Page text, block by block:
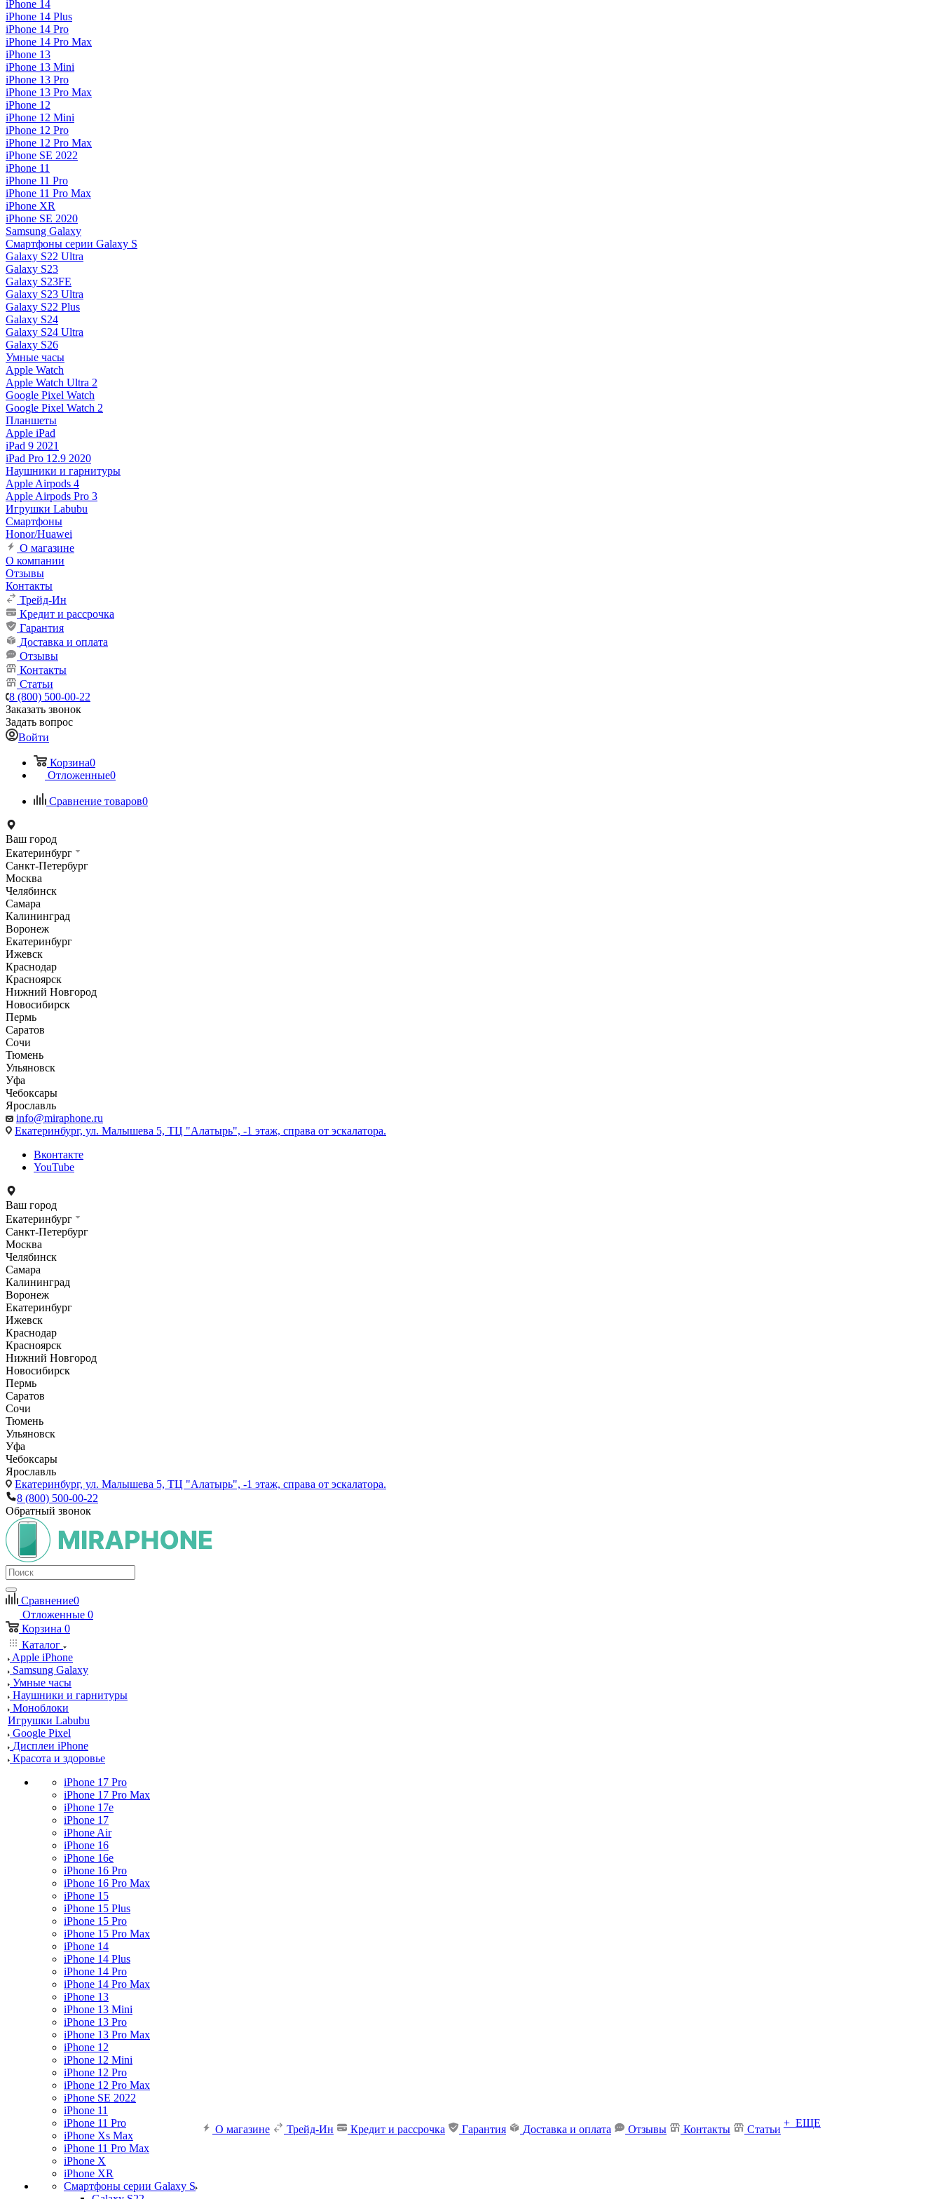
iPhone 14
iPhone 14 Plus
iPhone 14 Pro
iPhone 14 Pro Max
iPhone 13
iPhone 13 Mini
iPhone 13 Pro
iPhone 13 Pro Max
iPhone 12
iPhone 12 Mini
iPhone 12 Pro
iPhone 12 Pro Max
iPhone SE 2022
iPhone 11
iPhone 11 Pro
iPhone 11 Pro Max
iPhone XR
iPhone SE 2020
Samsung Galaxy
Смартфоны серии Galaxy S
Galaxy S22 Ultra
Galaxy S23
Galaxy S23FE
Galaxy S23 Ultra
Galaxy S22 Plus
Galaxy S24
Galaxy S24 Ultra
Galaxy S26
Умные часы
Apple Watch
Apple Watch Ultra 2
Google Pixel Watch
Google Pixel Watch 2
Планшеты
Apple iPad
iPad 9 2021
iPad Pro 12.9 2020
Наушники и гарнитуры
Apple Airpods 4
Apple Airpods Pro 3
Игрушки Labubu
Смартфоны
Honor/Huawei
О магазине
О компании
Отзывы
Контакты
Трейд-Ин
Кредит и рассрочка
Гарантия
Доставка и оплата
Отзывы
Контакты
Статьи
8 (800) 500-00-22
Заказать звонок
Задать вопрос
Войти
Корзина0
Отложенные0
Сравнение товаров0
Ваш город
Екатеринбург
Санкт-Петербург
Москва
Челябинск
Самара
Калининград
Воронеж
Екатеринбург
Ижевск
Краснодар
Красноярск
Нижний Новгород
Новосибирск
Пермь
Саратов
Сочи
Тюмень
Ульяновск
Уфа
Чебоксары
Ярославль
info@miraphone.ru
Екатеринбург, ул. Малышева 5, ТЦ "Алатырь", -1 этаж, справа от эскалатора.
Вконтакте
YouTube
Ваш город
Екатеринбург
Санкт-Петербург
Москва
Челябинск
Самара
Калининград
Воронеж
Екатеринбург
Ижевск
Краснодар
Красноярск
Нижний Новгород
Новосибирск
Пермь
Саратов
Сочи
Тюмень
Ульяновск
Уфа
Чебоксары
Ярославль
Екатеринбург, ул. Малышева 5, ТЦ "Алатырь", -1 этаж, справа от эскалатора.
8 (800) 500-00-22
Обратный звонок
Сравнение0
Отложенные 0
Корзина 0
Каталог
Apple iPhone
Samsung Galaxy
Умные часы
Наушники и гарнитуры
Моноблоки
Игрушки Labubu
Google Pixel
Дисплеи iPhone
Красота и здоровье
iPhone 17 Pro
iPhone 17 Pro Max
iPhone 17e
iPhone 17
iPhone Air
iPhone 16
iPhone 16e
iPhone 16 Pro
iPhone 16 Pro Max
iPhone 15
iPhone 15 Plus
iPhone 15 Pro
iPhone 15 Pro Max
iPhone 14
iPhone 14 Plus
iPhone 14 Pro
iPhone 14 Pro Max
iPhone 13
iPhone 13 Mini
iPhone 13 Pro
iPhone 13 Pro Max
iPhone 12
iPhone 12 Mini
iPhone 12 Pro
iPhone 12 Pro Max
iPhone SE 2022
iPhone 11
iPhone 11 Pro
iPhone Xs Max
iPhone 11 Pro Max
iPhone X
iPhone XR
Смартфоны серии Galaxy S
О магазине Трейд-Ин Кредит и рассрочка Гарантия Доставка и оплата Отзывы Контакты Статьи
+ ЕЩЕ